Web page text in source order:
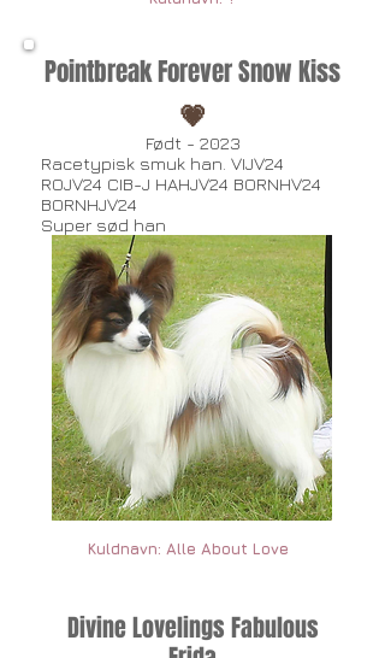
Pointbreak Forever Snow Kiss
💗
Født - 2023
Racetypisk smuk han. VIJV24
ROJV24 CIB-J HAHJV24 BORNHV24
BORNHJV24
Super sød han
Kuldnavn: Alle About Love
Divine Lovelings Fabulous